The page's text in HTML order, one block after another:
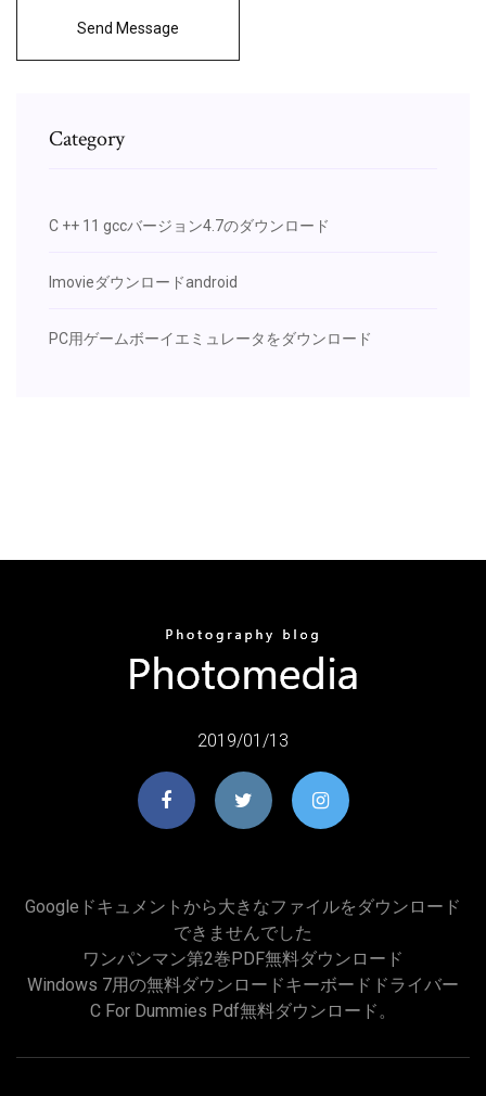
Send Message
Category
C ++ 11 gccバージョン4.7のダウンロード
Imovieダウンロードandroid
PC用ゲームボーイエミュレータをダウンロード
2019/01/13
Googleドキュメントから大きなファイルをダウンロード
できませんでした
ワンパンマン第2巻PDF無料ダウンロード
Windows 7用の無料ダウンロードキーボードドライバー
C For Dummies Pdf無料ダウンロード。